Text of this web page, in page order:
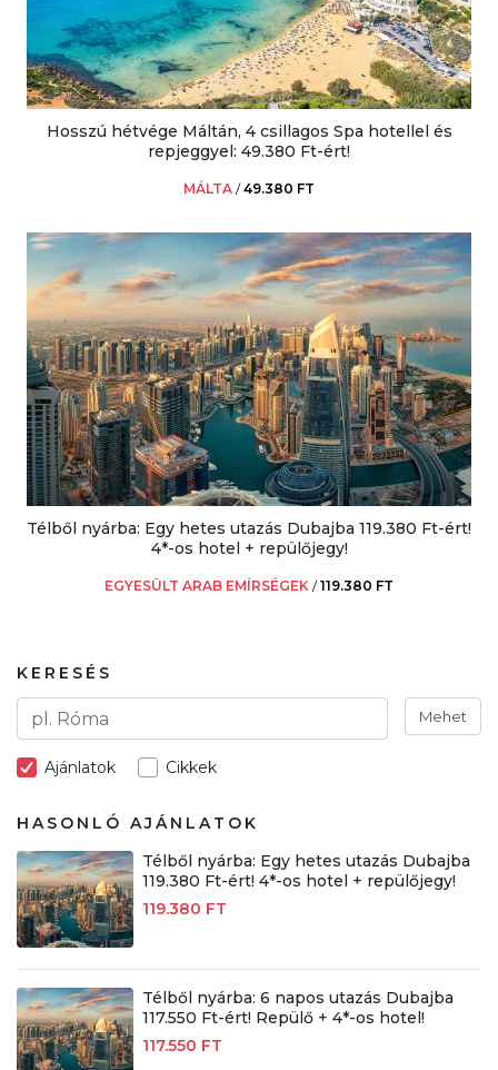
Hosszú hétvége Máltán, 4 csillagos Spa hotellel és
repjeggyel: 49.380 Ft-ért!
MÁLTA /49.380 FT
Télből nyárba: Egy hetes utazás Dubajba 119.380 Ft-ért!
4*-os hotel + repülőjegy!
EGYESÜLT ARAB EMÍRSÉGEK /119.380 FT
KERESÉS
Mehet
Ajánlatok Cikkek
HASONLÓ AJÁNLATOK
Télből nyárba: Egy hetes utazás Dubajba
119.380 Ft-ért! 4*-os hotel + repülőjegy!
119.380 FT
Télből nyárba: 6 napos utazás Dubajba
117.550 Ft-ért! Repülő + 4*-os hotel!
117.550 FT